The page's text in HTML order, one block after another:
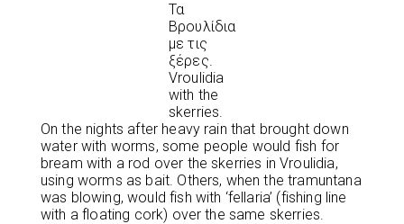
Τα
Βρουλίδια
με τις
ξέρες.
Vroulidia
with the
skerries.
On the nights after heavy rain that brought down
water with worms, some people would fish for
bream with a rod over the skerries in Vroulidia,
using worms as bait. Others, when the tramuntana
was blowing, would fish with ‘fellaria’ (fishing line
with a floating cork) over the same skerries.